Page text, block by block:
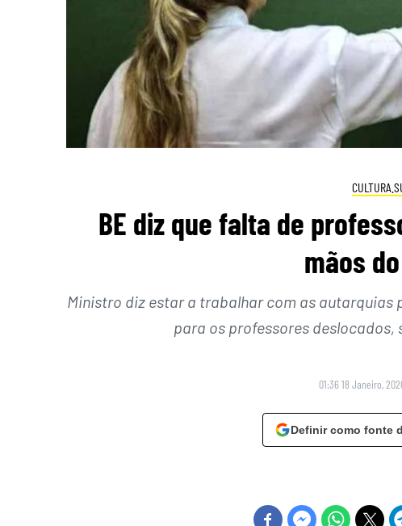
BE diz que falta de
mãos
Ministro diz estar a trabalhar com as
para os professores deslocados,
01:36 18 Janeiro,
Definir como fonte